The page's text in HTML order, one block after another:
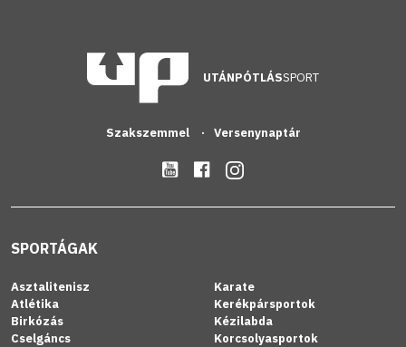
UTÁNPÓTLÁSSPORT
Szakszemmel Versenynaptár
SPORTÁGAK
Asztalitenisz
Atlétika
Birkózás
Cselgáncs
Karate
Kerékpársportok
Kézilabda
Korcsolyasportok